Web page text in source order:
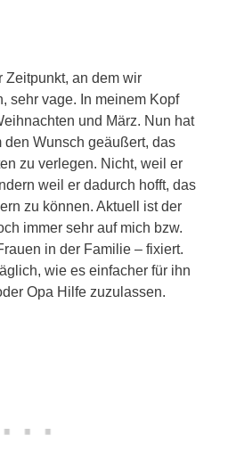
Zeitpunkt, an dem wir
sehr vage. In meinem Kopf
und März. Nun hat
den Wunsch geäußert, das
zu verlegen. Nicht, weil er
weil er dadurch hofft, das
zu können. Aktuell ist der
immer sehr auf mich bzw.
in der Familie – fixiert.
wie es einfacher für ihn
Opa Hilfe zuzulassen.